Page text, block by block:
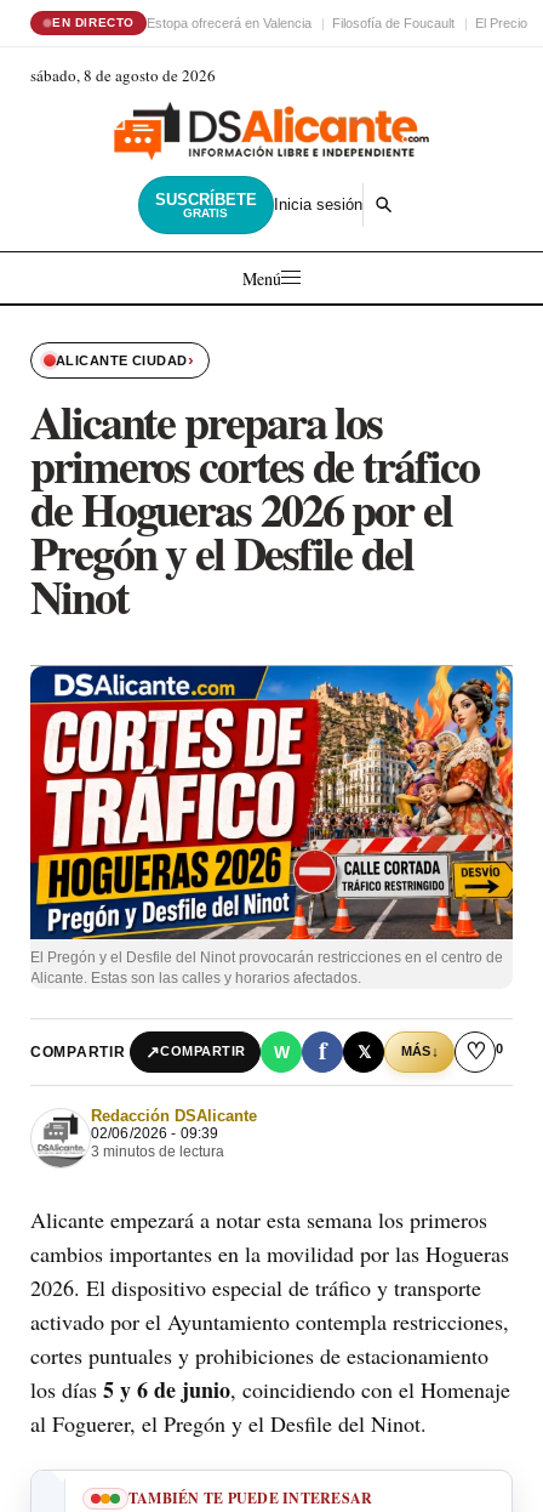
EN DIRECTO Estopa ofrecerá en Valencia Filosofía de Foucault El Precio
sábado, 8 de agosto de 2026
SUSCRÍBETE
GRATIS Inicia sesión
Menú
ALICANTE CIUDAD›
Alicante prepara los
primeros cortes de tráfico
de Hogueras 2026 por el
Pregón y el Desfile del
Ninot
El Pregón y el Desfile del Ninot provocarán restricciones en el centro de
Alicante. Estas son las calles y horarios afectados.
COMPARTIR ↗COMPARTIR W f 𝕏 MÁS↓ ♡ 0
Redacción DSAlicante
02/06/2026 - 09:39
3 minutos de lectura
Alicante empezará a notar esta semana los primeros
cambios importantes en la movilidad por las Hogueras
2026. El dispositivo especial de tráfico y transporte
activado por el Ayuntamiento contempla restricciones,
cortes puntuales y prohibiciones de estacionamiento
los días 5 y 6 de junio, coincidiendo con el Homenaje
al Foguerer, el Pregón y el Desfile del Ninot.
TAMBIÉN TE PUEDE INTERESAR